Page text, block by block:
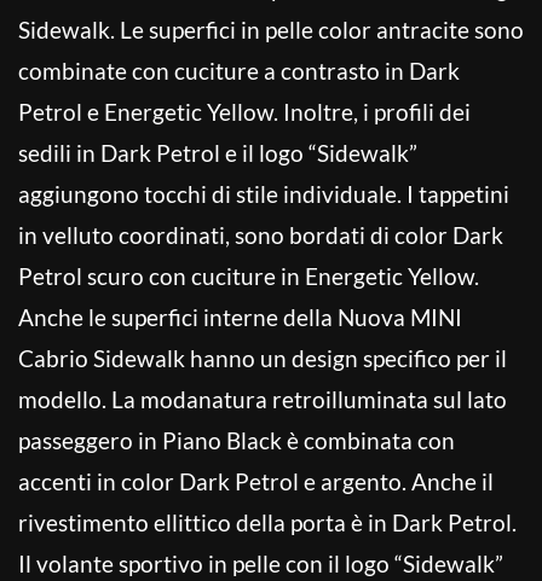
Sidewalk. Le superfici in pelle color antracite sono
combinate con cuciture a contrasto in Dark
Petrol e Energetic Yellow. Inoltre, i profili dei
sedili in Dark Petrol e il logo “Sidewalk”
aggiungono tocchi di stile individuale. I tappetini
in velluto coordinati, sono bordati di color Dark
Petrol scuro con cuciture in Energetic Yellow.
Anche le superfici interne della Nuova MINI
Cabrio Sidewalk hanno un design specifico per il
modello. La modanatura retroilluminata sul lato
passeggero in Piano Black è combinata con
accenti in color Dark Petrol e argento. Anche il
rivestimento ellittico della porta è in Dark Petrol.
Il volante sportivo in pelle con il logo “Sidewalk”